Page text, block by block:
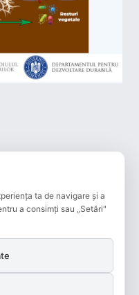
pe acest site
Payments
ta de navigare și a
a consimți sau „Setări"